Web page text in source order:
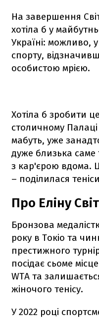
На завершення
хотіла б у
Україні: можливо,
спорту,
особистою мрією.
Хотіла б зробити
столичному
мабуть, уже
дуже близька саме
з кар'єрою вдома.
– поділилася
Про Еліну
Бронзова
року в Токіо та
престижного
посідає сьоме
WTA та
жіночого тенісу.
У 2022 році